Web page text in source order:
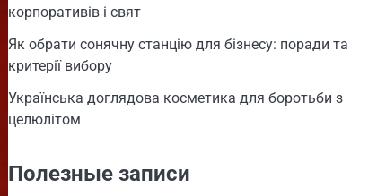
корпоративів і свят
Як обрати сонячну станцію для бізнесу: поради та
критерії вибору
Українська доглядова косметика для боротьби з
целюлітом
Полезные записи